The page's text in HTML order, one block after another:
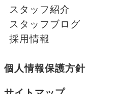
スタッフ紹介
スタッフブログ
採用情報
個人情報保護方針